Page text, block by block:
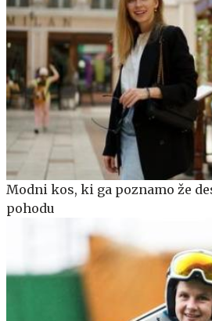
Modni kos, ki ga poznamo že
pohodu